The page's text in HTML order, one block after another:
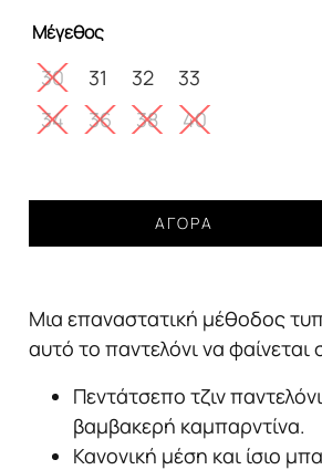
Μέγεθος
30 31 32
33
34
36 38 40
τύπωμα
blue
ποσότητα
ΑΓΟΡΆ
Μια επαναστατική μέθοδος
αυτό το παντελόνι να φαίνεται
Πεντάτσεπο τζιν
βαμβακερή καμπαρντίνα.
Κανονική μέση και ίσιο